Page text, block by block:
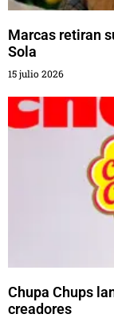
Marcas retiran
Sola
15 julio 2026
Chupa Chups
creadores